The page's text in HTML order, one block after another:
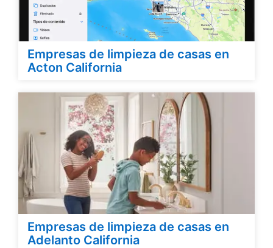
Empresas de limpieza de casas en
Acton California
Empresas de limpieza de casas en
Adelanto California